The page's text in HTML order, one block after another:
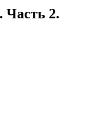
Часть 2.